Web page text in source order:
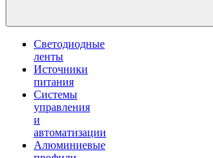
Светодиодные
ленты
Источники
питания
Системы
управления
и
автоматизации
Алюминиевые